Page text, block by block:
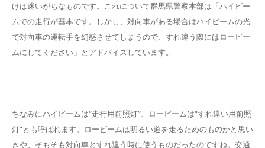
けは迷いがちなものです。これについて群馬県警察本部は「ハイビー
ムでの走行が基本です。しかし、対向車がある場合はハイビームの光
で対向車の運転手を幻惑させてしまうので、すれ違う際にはロービー
ムにしてください」とアドバイスしています。
ちなみにハイビームは“走行用前照灯”、ロービームは“すれ違い用前照
灯”とも呼ばれます。ロービームは明るい道を走るためのものかと思い
きや、そもそも対向車とすれ違う時に使うものだったのですね。交通